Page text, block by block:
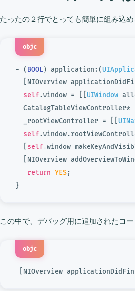
たったの２行でとっても簡単に組み込め
- ( BOOL) application:(
[NIOverview
self.window = [[ UIWindow
CatalogTableViewController*
  _rootViewController = [[
self
self.window
[NIOverview
return YES;
objc
この中で、デバッグ用に追加されたコー
[NIOverview
objc